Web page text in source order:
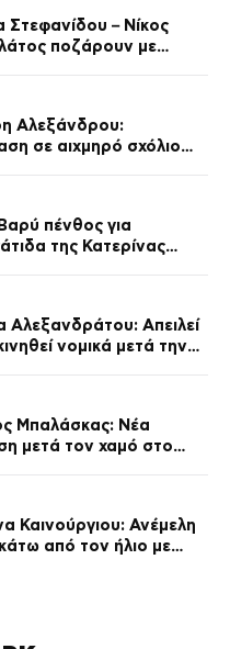
Στεφανίδου – Νίκος
ποζάρουν με
Αλεξάνδρου:
σε αιχμηρό σχόλιο
πένθος για
της Κατερίνας
Αλεξανδράτου: Απειλεί
νομικά μετά την
Μπαλάσκας: Νέα
μετά τον χαμό στο
Καινούργιου: Ανέμελη
από τον ήλιο με